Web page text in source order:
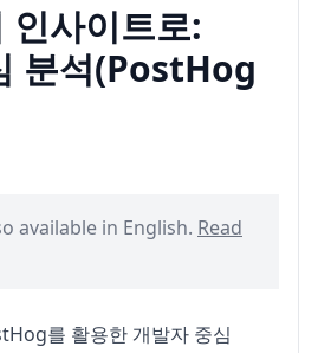
인사이트로:
분석(PostHog
available in English. Read
를 활용한 개발자 중심